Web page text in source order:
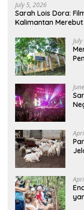
July 5, 2026
Sarah Lois Dora:
Kalimantan